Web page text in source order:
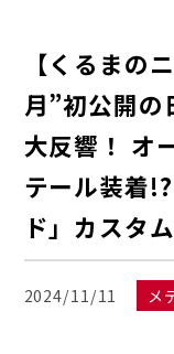
【くるまの
月”初公開の
大反響！ オ
テール装着
ド」カスタ
2024/11/11 メ